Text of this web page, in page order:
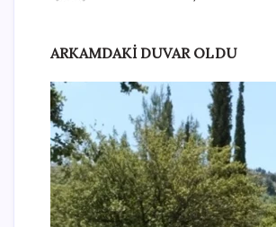
ARKAMDAKİ DUVAR OLDU